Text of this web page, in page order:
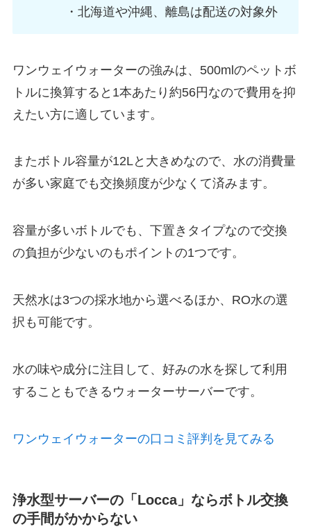
・北海道や沖縄、離島は配送の対象外
ワンウェイウォーターの強みは、 500mlのペットボ
トルに換算すると1本あたり約56円なので費用を抑
えたい方に適しています。
またボトル容量が12Lと大きめなので、水の消費量
が多い家庭でも交換頻度が少なくて済みます。
容量が多いボトルでも、 下置きタイプなので交換
の負担が少ないのもポイントの1つです。
天然水は3つの採水地から選べるほか、RO水の選
択も可能です。
水の味や成分に注目して、好みの水を探して利用
することもできるウォーターサーバーです。
ワンウェイウォーターの口コミ評判を見てみる
浄水型サーバーの「Locca」ならボトル交換
の手間がかからない